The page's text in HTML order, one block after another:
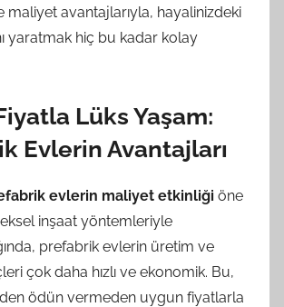
avantajlarıyla, hayalinizdeki
yaratmak hiç bu kadar kolay
Lüks Yaşam:
Evlerin Avantajları
evlerin maliyet etkinliği öne
inşaat yöntemleriyle
prefabrik evlerin üretim ve
çok daha hızlı ve ekonomik. Bu,
ödün vermeden uygun fiyatlarla